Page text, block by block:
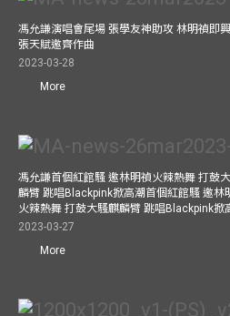
馮允謙演唱會尾場 張學友神助攻 林明禎即
張天賦邀齊作曲
2023-03-28
More
馮允謙首個紅館騷 邀林明禎火辣熱舞 打鼓
麟臂 跳唱Blackpink掀高潮首個紅館騷 邀林
火辣熱舞 打鼓大騷麒麟臂 跳唱Blackpink掀
2023-03-27
More